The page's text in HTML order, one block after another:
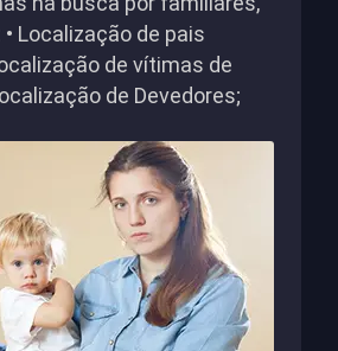
Localização de pais
de vítimas de
de Devedores;